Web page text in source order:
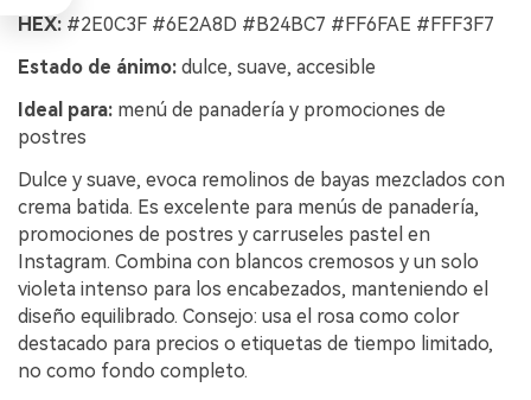
HEX: #2E0C3F #6E2A8D #B24BC7 #FF6FAE #FFF3F7
Estado de ánimo: dulce, suave, accesible
Ideal para: menú de panadería y promociones de
postres
Dulce y suave, evoca remolinos de bayas mezclados con
crema batida. Es excelente para menús de panadería,
promociones de postres y carruseles pastel en
Instagram. Combina con blancos cremosos y un solo
violeta intenso para los encabezados, manteniendo el
diseño equilibrado. Consejo: usa el rosa como color
destacado para precios o etiquetas de tiempo limitado,
no como fondo completo.